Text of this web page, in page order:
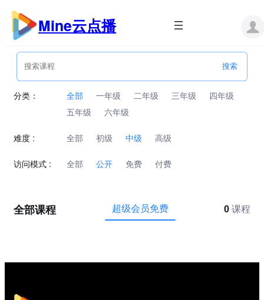
跳
内
Mine云点播
分类： 全部 一年级 二年级 三年级
四年级
五年级
六年级
难度 : 全部 初级 中级 高级
访问模式 : 全部 公开 免费 付费
全部课程 超级会员免费 0 课程